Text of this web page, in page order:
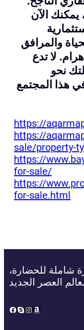
الآن
والمرافق
لا تدع
نحو
في هذا المجتمع
https://
https://
sale/property-
https://
for-sale/
https://
for-sale.html
شاملة للحضارة،
العصر الجديد
Facebook
Skype
Instagram
Amazon